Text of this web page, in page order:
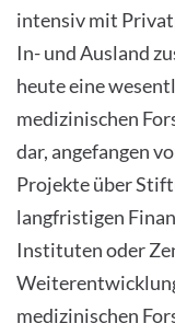
intensiv mit
In- und Ausland
heute eine
medizinischen
dar, angefangen
Projekte über
langfristigen
Instituten oder
medizinischen